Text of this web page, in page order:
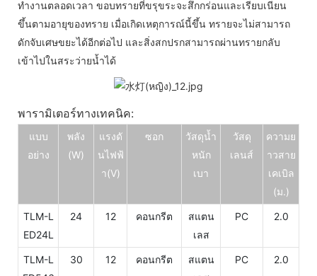
ทำงานตลอดเวลา ขอบทรายที่ขรุขระจะสึกกร่อนและเรียบเนียน
ขึ้นตามอายุของทราย เมื่อเกิดเหตุการณ์นี้ขึ้น ทรายจะไม่สามารถ
ดักจับเศษขยะได้อีกต่อไป และสิ่งสกปรกสามารถผ่านทรายกลับ
เข้าไปในสระว่ายน้ำได้
พารามิเตอร์ทางเทคนิค:
แบบ
อย่าง
พลัง
(W)
แรงดั
นไฟฟ้
า(V)
ซอก
วัสดุน้ำ
หนัก
เบา
วัสดุ
เลนส์
ความย
าวสาย
เคเบิล
(ม.)
TLM-L
ED24L
24 12 คอนกรีต
สแตน
เลส
PC 2.0
TLM-L
30 12 คอนกรีต
สแตน
PC 2.0